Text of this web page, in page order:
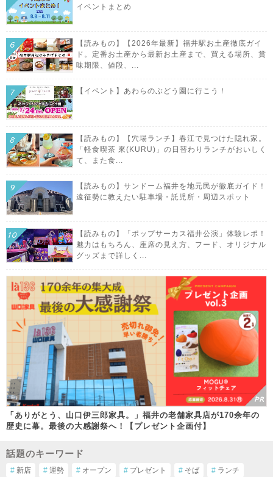
イベントまとめ
【読みもの】【2026年最新】福井駅お土産徹底ガイ
ド。定番お土産から最新お土産まで、買える場所、賞
味期限、値段、...
【イベント】あわらのぶどう園に行こう！
【読みもの】【穴場ランチ】春江で見つけた隠れ家。
「軽食喫茶 來(KURU)」の日替わりランチがおいしく
て、また食...
【読みもの】サンドーム福井を地元民が徹底ガイド！
遠征勢に教えたい駐車場・託児所・周辺スポット
【読みもの】「ポップサーカス福井公演」体験レポ！
魅力はもちろん、座席の見え方、フード、オリジナル
グッズまで詳しく...
「ありがとう、山口伊三郎家具。」福井の老舗家具店が170余年の
歴史に幕。最後の大感謝祭へ！【プレゼント企画付】
話題のキーワード
# 新店 # 運勢 # オープン # プレゼント # そば # ランチ